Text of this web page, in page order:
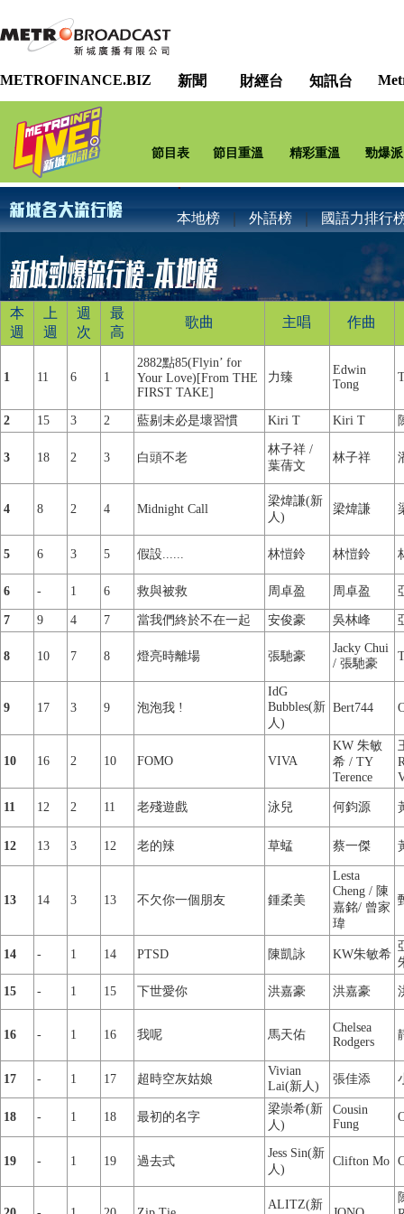
METROFINANCE.BIZ 新聞 財經台 知訊台
節目表 節目重溫 精彩重溫 勁爆
本地榜 外語榜 國語力排行
本
週
上
週
週
次
最
高
歌曲 主唱 作曲
1 11 6 1
2882點85(Flyin’ for
Your Love)[From THE
FIRST TAKE]
力臻
Edwin
Tong
2 15 3 2 藍剔未必是壞習慣 Kiri T Kiri T
3 18 2 3 白頭不老
林子祥 /
葉蒨文
林子祥
4 8 2 4 Midnight Call
梁煒謙(新
人)
梁煒謙
5 6 3 5 假設...... 林愷鈴 林愷鈴
6 - 1 6 救與被救 周卓盈 周卓盈
7 9 4 7 當我們終於不在一起 安俊豪 吳林峰
8 10 7 8 燈亮時離場 張馳豪
Jacky Chui
/ 張馳豪
9 17 3 9 泡泡我 !
IdG
Bubbles(新
人)
Bert744
10 16 2 10 FOMO VIVA
KW 朱敏
希 / TY
Terence
11 12 2 11 老殘遊戲 泳兒 何鈞源
12 13 3 12 老的辣 草蜢 蔡一傑
13 14 3 13 不欠你一個朋友 鍾柔美
Lesta
Cheng / 陳
嘉銘/ 曾家
瑋
14 - 1 14 PTSD 陳凱詠 KW朱敏希
15 - 1 15 下世愛你 洪嘉豪 洪嘉豪
16 - 1 16 我呢 馬天佑
Chelsea
Rodgers
17 - 1 17 超時空灰姑娘
Vivian
Lai(新人)
張佳添
18 - 1 18 最初的名字
梁崇希(新
人)
Cousin
Fung
19 - 1 19 過去式
Jess Sin(新
人)
Clifton Mo
ALITZ(新